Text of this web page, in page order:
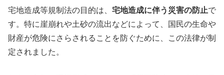
宅地造成等規制法の目的は、 宅地造成に伴う災害の防止で
す。特に崖崩れや土砂の流出などによって、国民の生命や
財産が危険にさらされることを防ぐために、この法律が制
定されました。